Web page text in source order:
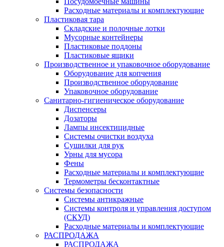
Расходные материалы и комплектующие
Пластиковая тара
Складские и полочные лотки
Мусорные контейнеры
Пластиковые поддоны
Пластиковые ящики
Производственное и упаковочное оборудование
Оборудование для копчения
Производственное оборудование
Упаковочное оборудование
Санитарно-гигиеническое оборудование
Диспенсеры
Дозаторы
Лампы инсектицидные
Системы очистки воздуха
Сушилки для рук
Урны для мусора
Фены
Расходные материалы и комплектующие
Термометры бесконтактные
Системы безопасности
Системы антикражные
Системы контроля и управления доступом
(СКУД)
Расходные материалы и комплектующие
РАСПРОДАЖА
РАСПРОДАЖА